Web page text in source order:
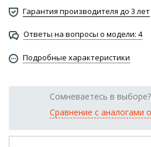
Гарантия производителя до 3 лет
Ответы на вопросы о модели: 4
Подробные характеристики
Сомневаетесь в выборе?
Сравнение с аналогами